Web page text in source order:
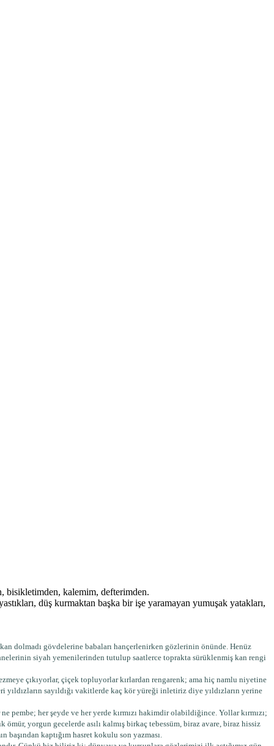
bisikletimden, kalemim, defterimden.
düş kurmaktan başka bir işe yaramayan yumuşak yatakları,
dolmadı gövdelerine babaları hançerlenirken gözlerinin önünde. Henüz
siyah yemenilerinden tutulup saatlerce toprakta sürüklenmiş kan rengi
çıkıyorlar, çiçek topluyorlar kırlardan rengarenk; ama hiç namlu niyetine
sayıldığı vakitlerde kaç kör yüreği inletiriz diye yıldızların yerine
pembe; her şeyde ve her yerde kırmızı hakimdir olabildiğince. Yollar kırmızı;
yorgun gecelerde asılı kalmış birkaç tebessüm, biraz avare, biraz hissiz
başından kaptığım hasret kokulu son yazması.